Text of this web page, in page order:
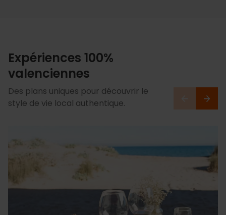
Expériences 100%
valenciennes
Des plans uniques pour découvrir le
style de vie local authentique.